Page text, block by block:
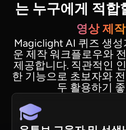
는 누구에게 적합
영상 제
Magiclight AI 퀴즈 생성
운 제작 워크플로우와
제공합니다. 직관적인
한 기능으로 초보자와
두 활용하기